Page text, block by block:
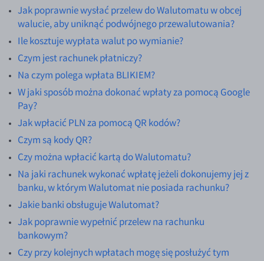
EUR/CZK
EUR/DKK
EUR/NOK
EUR/SEK
EUR/AUD
EUR/BGN
EUR/CAD
EUR/CNY
EUR/HKD
EUR/JPY
EUR/NZD
Jak poprawnie wysłać przelew do Walutomatu w obcej
walucie, aby uniknąć podwójnego przewalutowania?
Ile kosztuje wypłata walut po wymianie?
Czym jest rachunek płatniczy?
Na czym polega wpłata BLIKIEM?
W jaki sposób można dokonać wpłaty za pomocą Google
Pay?
Jak wpłacić PLN za pomocą QR kodów?
Czym są kody QR?
Czy można wpłacić kartą do Walutomatu?
Na jaki rachunek wykonać wpłatę jeżeli dokonujemy jej z
banku, w którym Walutomat nie posiada rachunku?
Jakie banki obsługuje Walutomat?
Jak poprawnie wypełnić przelew na rachunku
bankowym?
Czy przy kolejnych wpłatach mogę się posłużyć tym